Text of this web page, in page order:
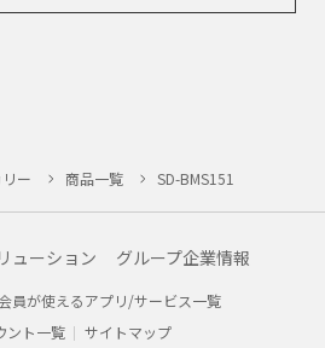
ー 商品一覧 SD-BMS151
ューション グループ企業情報
員が使えるアプリ/サービス一覧
ント一覧
サイトマップ